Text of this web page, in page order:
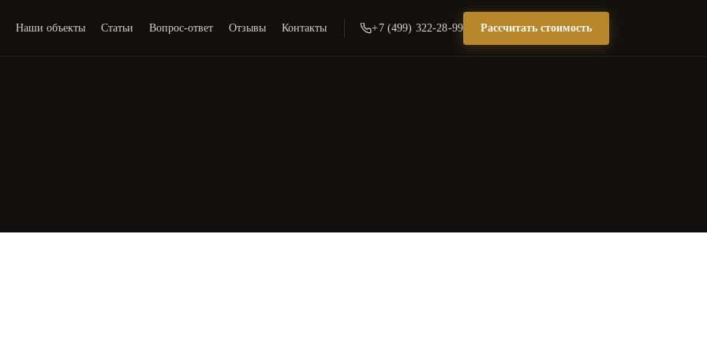
Наши объекты Статьи Вопрос-ответ Отзывы Контакты +7 (499) 322-28-99 Рассчитать стоимость